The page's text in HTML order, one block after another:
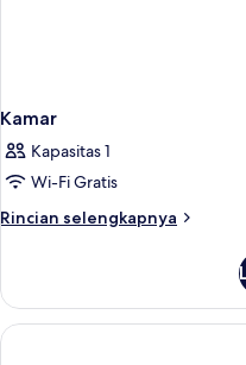
Kamar
Kapasitas 1
Wi-Fi Gratis
Rincian selengkapnya
Rincian
Kamar